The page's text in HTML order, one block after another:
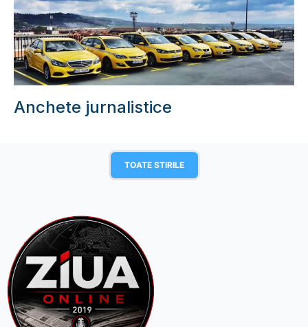
Anchete jurnalistice
TOATE STIRILE